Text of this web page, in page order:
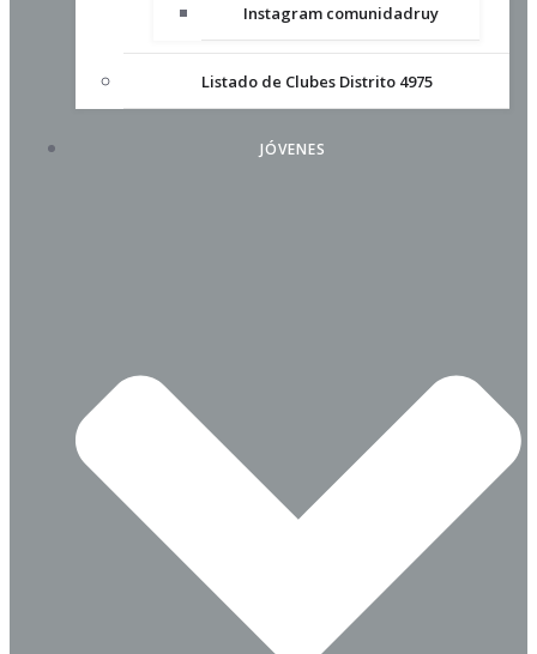
Instagram comunidadruy
Listado de Clubes Distrito 4975
JÓVENES